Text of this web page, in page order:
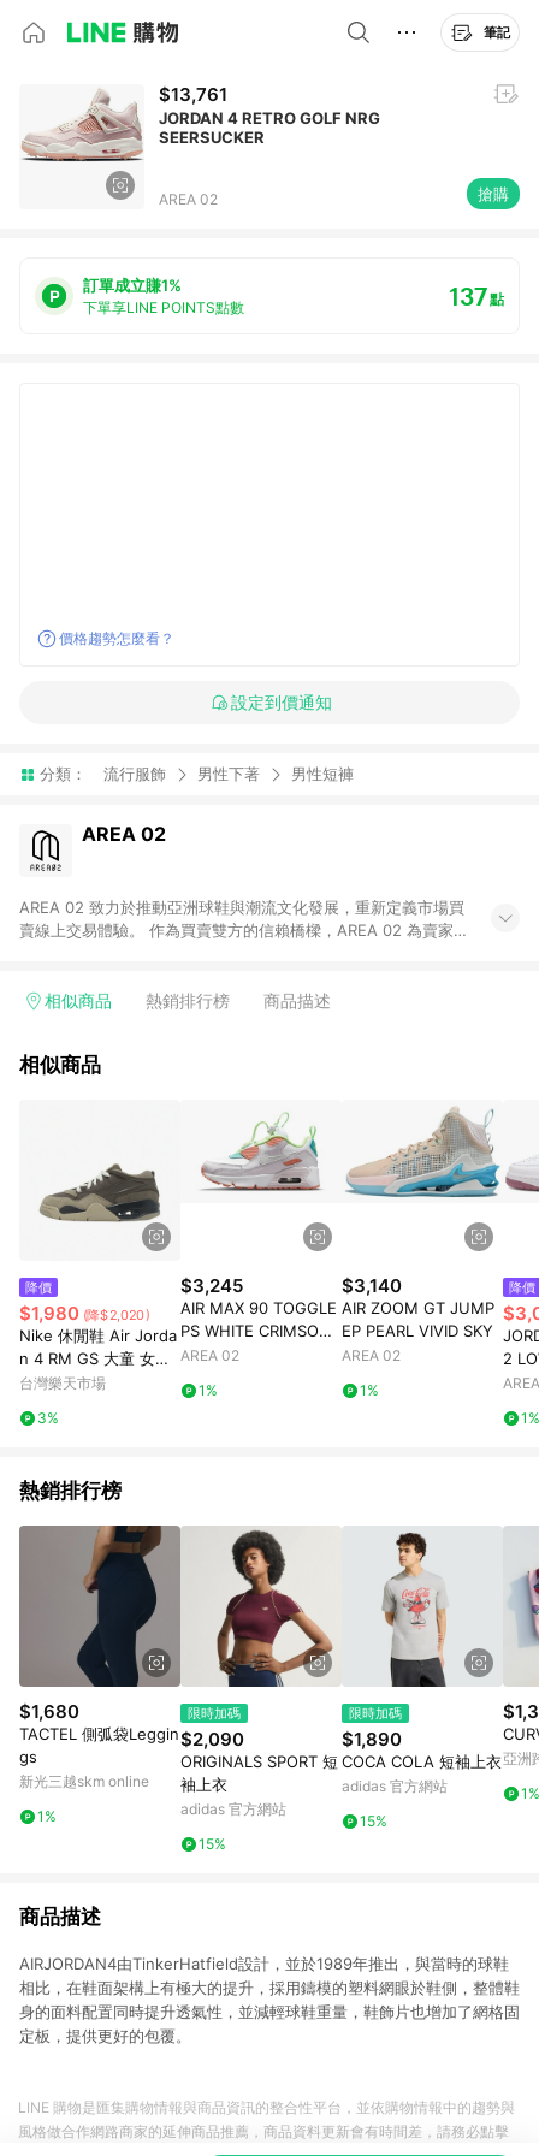
筆記
$13,761
JORDAN 4 RETRO GOLF NRG
SEERSUCKER
AREA 02 搶購
訂單成立賺1%
下單享LINE POINTS點數 137點
價格趨勢怎麼看？
設定到價通知
分類： 流行服飾 男性下著 男性短褲
AREA 02
AREA 02 致力於推動亞洲球鞋與潮流文化發展，重新定義市場買
賣線上交易體驗。 作為買賣雙方的信賴橋樑，AREA 02 為賣家提
鞋、街頭服飾與收藏品交易平台。 客服專線：+886-2-2706-
相似商品 熱銷排行榜 商品描述
相似商品
降價
$1,980 (降$2,020)
Nike 休閒鞋 Air Jorda
n 4 RM GS 大童 女鞋
棕 復古 喬丹 FQ7938-
台灣樂天市場
3%
$3,245
AIR MAX 90 TOGGLE
PS WHITE CRIMSON
BLISS
AREA 02
1%
$3,140
AIR ZOOM GT JUMP
EP PEARL VIVID SKY
AREA 02
1%
降價
2
1%
熱銷排行榜
$1,680
TACTEL 側弧袋Leggin
gs
新光三越skm online
1%
限時加碼
$2,090
ORIGINALS SPORT 短
袖上衣
adidas 官方網站
15%
限時加碼
$1,890
COCA COLA 短袖上衣
adidas 官方網站
15%
亞洲
1%
商品描述
AIRJORDAN4由TinkerHatfield設計，並於1989年推出，與當時的球鞋
相比，在鞋面架構上有極大的提升，採用鑄模的塑料網眼於鞋側，整體鞋
身的面料配置同時提升透氣性，並減輕球鞋重量，鞋飾片也增加了網格固
定板，提供更好的包覆。
LINE 購物是匯集購物情報與商品資訊的整合性平台，並依購物情報中的趨勢與
風格做合作網路商家的延伸商品推薦，商品資料更新會有時間差，請務必點擊